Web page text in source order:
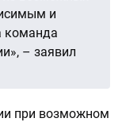
и
команда
– заявил
при возможном